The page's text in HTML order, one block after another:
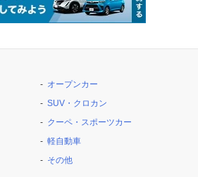
オープンカー
SUV・クロカン
クーペ・スポーツカー
軽自動車
その他